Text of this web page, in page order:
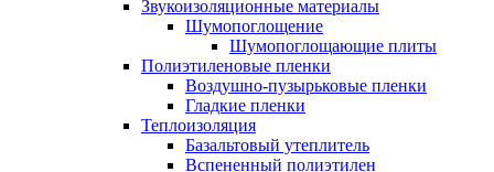
Звукоизоляционные материалы
Шумопоглощение
Шумопоглощающие плиты
Полиэтиленовые пленки
Воздушно-пузырьковые пленки
Гладкие пленки
Теплоизоляция
Базальтовый утеплитель
Вспененный полиэтилен